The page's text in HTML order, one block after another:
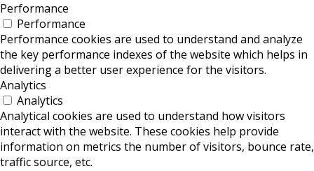
Performance
Performance
Performance cookies are used to understand and analyze
the key performance indexes of the website which helps in
delivering a better user experience for the visitors.
Analytics
Analytics
Analytical cookies are used to understand how visitors
interact with the website. These cookies help provide
information on metrics the number of visitors, bounce rate,
traffic source, etc.